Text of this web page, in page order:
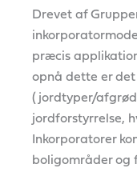
Drevet af
præcis
opnå dette er
(jordtyper/
jordforstyrrelse,
Inkorporatorer
boligområder og